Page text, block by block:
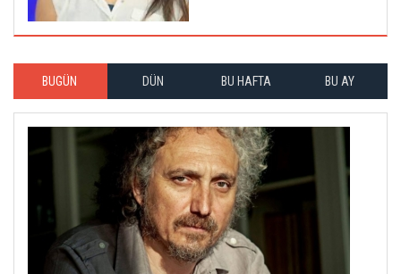
BUGÜN DÜN BU HAFTA BU AY